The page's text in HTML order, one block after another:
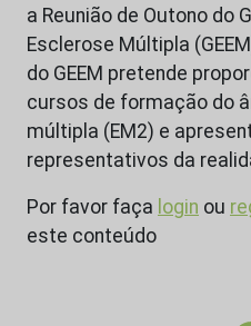
a Reunião de Outono do
Esclerose Múltipla
do GEEM pretende
cursos de formação do
múltipla (EM2) e
representativos da
Por favor faça login ou
este conteúdo